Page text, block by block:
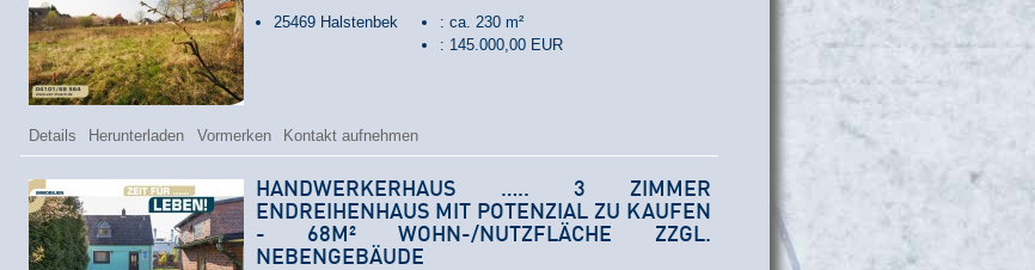
25469 Halstenbek
: ca. 230 m²
: 145.000,00 EUR
Details Herunterladen Vormerken Kontakt aufnehmen
HANDWERKERHAUS ….. 3 ZIMMER
ENDREIHENHAUS MIT POTENZIAL ZU KAUFEN
- 68M² WOHN-/NUTZFLÄCHE ZZGL.
NEBENGEBÄUDE